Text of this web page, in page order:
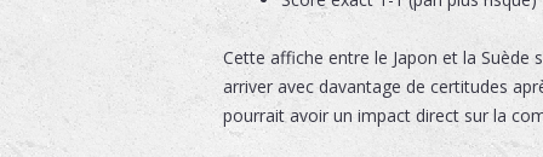
Cette affiche entre le Japon et la
arriver avec davantage de certitudes
pourrait avoir un impact direct sur la